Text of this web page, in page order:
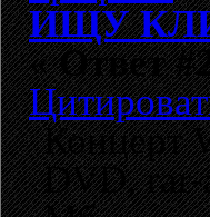
ИЩУ
«Ответ
Концерт
DVD, rar-